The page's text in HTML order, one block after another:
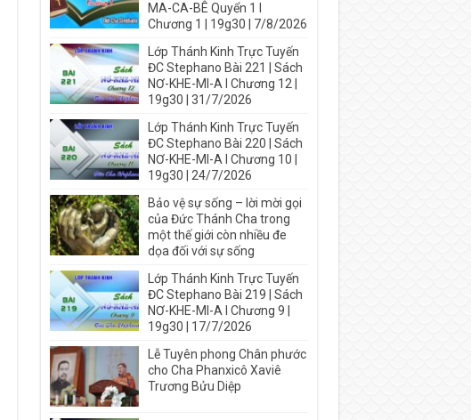
MA-CA-BÊ Quyển 1 I
Chương 1 | 19g30 | 7/8/2026
Lớp Thánh Kinh Trực Tuyến
ĐC Stephano Bài 221 | Sách
NƠ-KHE-MI-A I Chương 12 |
19g30 | 31/7/2026
Lớp Thánh Kinh Trực Tuyến
ĐC Stephano Bài 220 | Sách
NƠ-KHE-MI-A I Chương 10 |
19g30 | 24/7/2026
Bảo vệ sự sống – lời mời gọi
của Đức Thánh Cha trong
một thế giới còn nhiều đe
dọa đối với sự sống
Lớp Thánh Kinh Trực Tuyến
ĐC Stephano Bài 219 | Sách
NƠ-KHE-MI-A I Chương 9 |
19g30 | 17/7/2026
Lễ Tuyên phong Chân phước
cho Cha Phanxicô Xaviê
Trương Bửu Diệp